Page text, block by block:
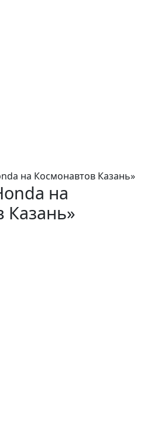
на Космонавтов Казань»
на
Казань»